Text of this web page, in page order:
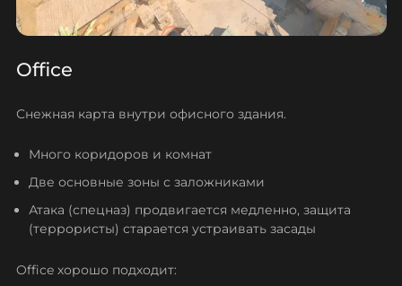
Office
Снежная карта внутри офисного здания.
Много коридоров и комнат
Две основные зоны с заложниками
Атака (спецназ) продвигается медленно, защита
(террористы) старается устраивать засады
Office хорошо подходит: